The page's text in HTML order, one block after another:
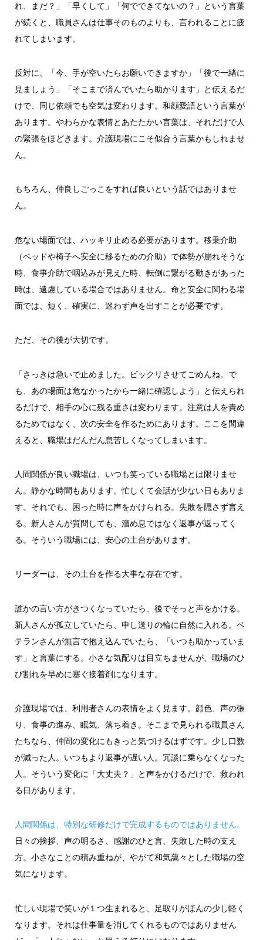
れ、まだ？」「早くして」「何でできてないの？」という言葉
が続くと、職員さんは仕事そのものよりも、言われることに疲
れてしまいます。
反対に、「今、手が空いたらお願いできますか」「後で一緒に
見ましょう」「そこまで済んでいたら助かります」と伝えるだ
けで、同じ依頼でも空気は変わります。和顔愛語という言葉が
あります。やわらかな表情とあたたかい言葉は、それだけで人
の緊張をほどきます。介護現場にこそ似合う言葉かもしれませ
ん。
もちろん、仲良しごっこをすれば良いという話ではありませ
ん。
危ない場面では、ハッキリ止める必要があります。移乗介助
（ベッドや椅子へ安全に移るための介助）で体勢が崩れそうな
時、食事介助で咽込みが見えた時、転倒に繋がる動きがあった
時は、遠慮している場合ではありません。命と安全に関わる場
面では、短く、確実に、迷わず声を出すことが必要です。
ただ、その後が大切です。
「さっきは急いで止めました。ビックリさせてごめんね。で
も、あの場面は危なかったから一緒に確認しよう」と伝えられ
るだけで、相手の心に残る重さは変わります。注意は人を責め
るためではなく、次の安全を作るためにあります。ここを間違
えると、職場はだんだん息苦しくなってしまいます。
人間関係が良い職場は、いつも笑っている職場とは限りませ
ん。静かな時間もあります。忙しくて会話が少ない日もありま
す。それでも、困った時に声をかけられる。失敗を隠さず言え
る。新人さんが質問しても、溜め息ではなく返事が返ってく
る。そういう職場には、安心の土台があります。
リーダーは、その土台を作る大事な存在です。
誰かの言い方がきつくなっていたら、後でそっと声をかける。
新人さんが孤立していたら、申し送りの輪に自然に入れる。ベ
テランさんが無言で抱え込んでいたら、「いつも助かっていま
す」と言葉にする。小さな気配りは目立ちませんが、職場のひ
び割れを早めに塞ぐ接着剤になります。
介護現場では、利用者さんの表情をよく見ます。顔色、声の張
り、食事の進み、眠気、落ち着き。そこまで見られる職員さん
たちなら、仲間の変化にもきっと気づけるはずです。少し口数
が減った人。いつもより返事が遅い人。冗談に乗らなくなった
人。そういう変化に「大丈夫？」と声をかけるだけで、救われ
る日があります。
人間関係は、特別な研修だけで完成するものではありません。
日々の挨拶、声の明るさ、感謝のひと言、失敗した時の支え
方。小さなことの積み重ねが、やがて和気藹々とした職場の空
気になります。
忙しい現場で笑いが１つ生まれると、足取りがほんの少し軽く
なります。それは仕事量を消してくれるものではありません